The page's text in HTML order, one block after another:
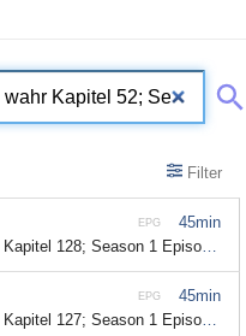
Filter
45min
EPG
Kapitel 128; Season 1 Episode 128
45min
EPG
Kapitel 127; Season 1 Episode 127